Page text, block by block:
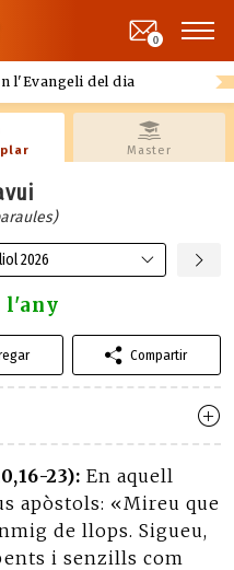
l'Evangeli del dia
0
Master
2026
l'any
Compartir
23): En aquell
apòstols: «Mireu que
de llops. Sigueu,
i senzills com